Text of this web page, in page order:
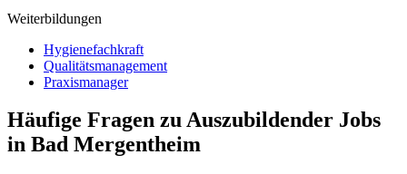
Weiterbildungen
Hygienefachkraft
Qualitätsmanagement
Praxismanager
Häufige Fragen zu Auszubildender Jobs
in Bad Mergentheim